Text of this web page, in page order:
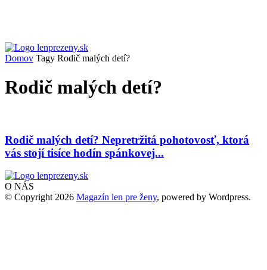
Domov Tagy Rodič malých detí?
Rodič malých detí?
Rodič malých detí? Nepretržitá pohotovosť, ktorá
vás stojí tisíce hodín spánkovej...
O NÁS
© Copyright 2026 Magazín len pre ženy, powered by Wordpress.